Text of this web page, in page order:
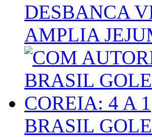
DESBANCA
AMPLIA
BRASIL